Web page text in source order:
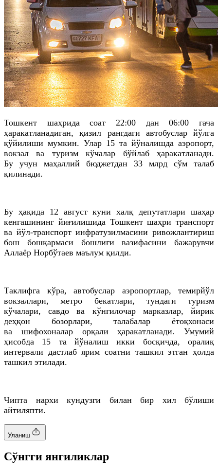
Тошкент шаҳрида соат 22:00 дан 06:00 гача
ҳаракатланадиган, қизил рангдаги автобуслар йўлга
қўйилиши мумкин. Улар 15 та йўналишда аэропорт,
вокзал ва туризм кўчалар бўйлаб ҳаракатланади.
Бу учун маҳаллий бюджетдан 33 млрд сўм талаб
қилинади.
Бу ҳақида 12 август куни халқ депутатлари шаҳар
кенгашининг йиғилишида Тошкент шаҳри транспорт
ва йўл-транспорт инфратузилмасини ривожлантириш
бош бошқармаси бошлиғи вазифасини бажарувчи
Аллаёр Норбўтаев маълум қилди.
Таклифга кўра, автобуслар аэропортлар, темирйўл
вокзаллари, метро бекатлари, тундаги туризм
кўчалари, савдо ва кўнгилочар марказлар, йирик
деҳқон бозорлари, талабалар ётоқхонаси
ва шифохоналар орқали ҳаракатланади. Умумий
ҳисобда 15 та йўналиш икки босқичда, оралиқ
интервали дастлаб ярим соатни ташкил этган ҳолда
ташкил этилади.
Чипта нархи кундузги билан бир хил бўлиши
айтиляпти.
Уланиш
Cўнгги янгиликлар